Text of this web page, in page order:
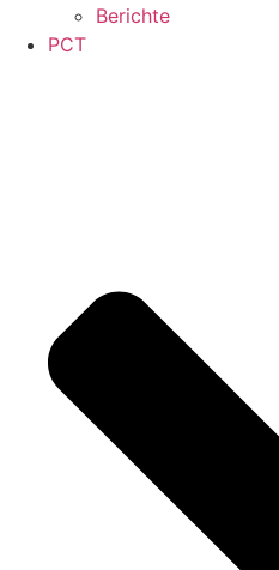
Berichte
PCT